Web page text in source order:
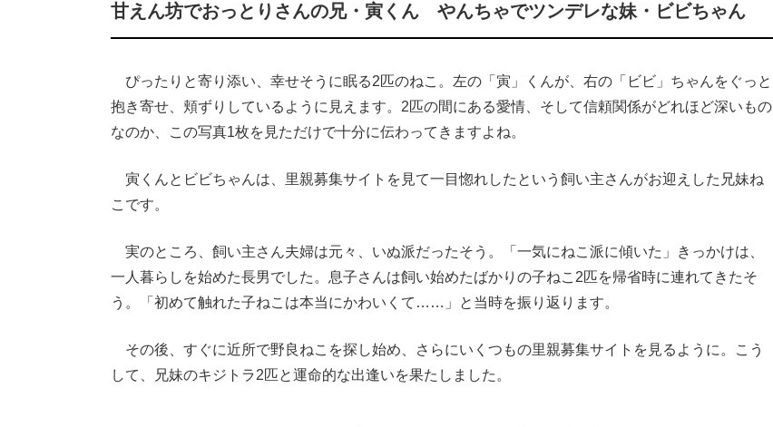
甘えん坊でおっとりさんの兄・寅くん やんちゃでツンデレな妹・ビビちゃん
ぴったりと寄り添い、幸せそうに眠る2匹のねこ。左の「寅」くんが、右の「ビビ」ちゃんをぐっと
抱き寄せ、頬ずりしているように見えます。2匹の間にある愛情、そして信頼関係がどれほど深いもの
なのか、この写真1枚を見ただけで十分に伝わってきますよね。
寅くんとビビちゃんは、里親募集サイトを見て一目惚れしたという飼い主さんがお迎えした兄妹ね
こです。
実のところ、飼い主さん夫婦は元々、いぬ派だったそう。「一気にねこ派に傾いた」きっかけは、
一人暮らしを始めた長男でした。息子さんは飼い始めたばかりの子ねこ2匹を帰省時に連れてきたそ
う。「初めて触れた子ねこは本当にかわいくて……」と当時を振り返ります。
その後、すぐに近所で野良ねこを探し始め、さらにいくつもの里親募集サイトを見るように。こう
して、兄妹のキジトラ2匹と運命的な出逢いを果たしました。